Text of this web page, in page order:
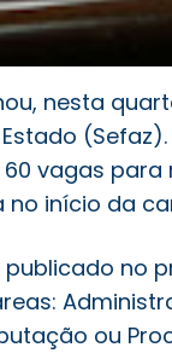
nesta
vagas
no início da
no
ou